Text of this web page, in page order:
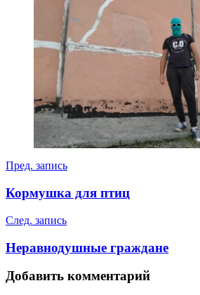
Навигация
по
записям
Пред. запись
Кормушка для птиц
След. запись
Неравнодушные граждане
Добавить комментарий